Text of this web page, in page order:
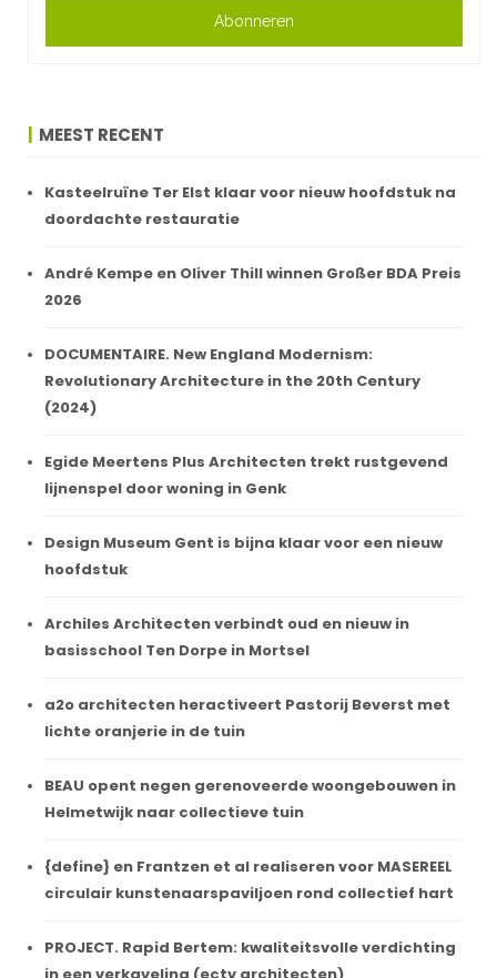
Abonneren
MEEST RECENT
Kasteelruïne Ter Elst klaar voor nieuw hoofdstuk na
doordachte restauratie
André Kempe en Oliver Thill winnen Großer BDA Preis
2026
DOCUMENTAIRE. New England Modernism:
Revolutionary Architecture in the 20th Century
(2024)
Egide Meertens Plus Architecten trekt rustgevend
lijnenspel door woning in Genk
Design Museum Gent is bijna klaar voor een nieuw
hoofdstuk
Archiles Architecten verbindt oud en nieuw in
basisschool Ten Dorpe in Mortsel
a2o architecten heractiveert Pastorij Beverst met
lichte oranjerie in de tuin
BEAU opent negen gerenoveerde woongebouwen in
Helmetwijk naar collectieve tuin
{define} en Frantzen et al realiseren voor MASEREEL
circulair kunstenaarspaviljoen rond collectief hart
PROJECT. Rapid Bertem: kwaliteitsvolle verdichting